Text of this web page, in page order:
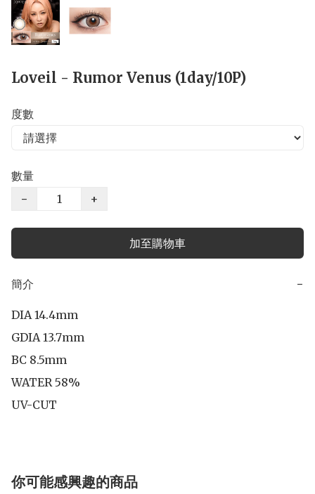
Loveil - Rumor Venus (1day/10P)
度數
數量
−
+
加至購物車
簡介 −
DIA 14.4mm
GDIA 13.7mm
BC 8.5mm
WATER 58%
UV-CUT
你可能感興趣的商品